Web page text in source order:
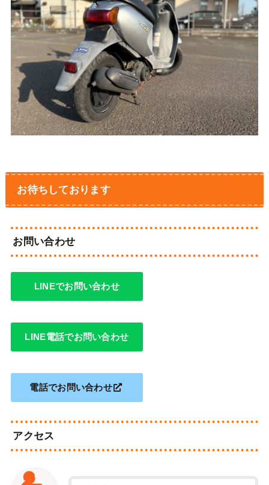
お待ちしております
お問い合わせ
LINEでお問い合わせ
LINE電話でお問い合わせ
電話でお問い合わせ
アクセス